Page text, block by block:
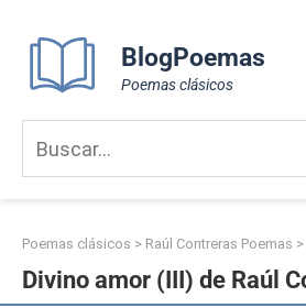
content
BlogPoemas
Poemas clásicos
Poemas clásicos > Raúl Contreras Poemas >
Divino amor (III) de Raúl